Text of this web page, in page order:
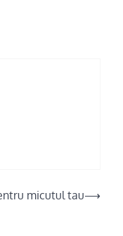
micutul tau⟶